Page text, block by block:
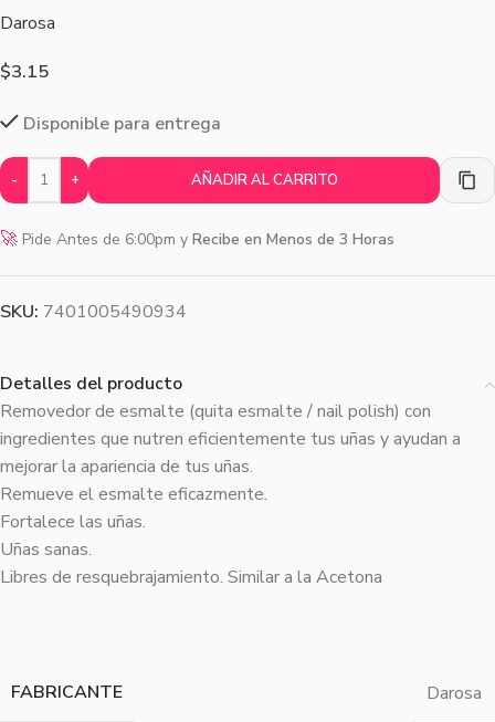
Darosa
$3.15
Disponible para entrega
- + AÑADIR AL CARRITO
🚀 Pide Antes de 6:00pm y Recibe en Menos de 3 Horas
SKU: 7401005490934
Detalles del producto
Removedor de esmalte (quita esmalte / nail polish) con
ingredientes que nutren eficientemente tus uñas y ayudan a
mejorar la apariencia de tus uñas.
Remueve el esmalte eficazmente.
Fortalece las uñas.
Uñas sanas.
Libres de resquebrajamiento. Similar a la Acetona
FABRICANTE Darosa